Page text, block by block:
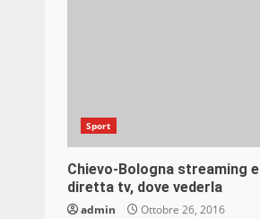
Sport
Chievo-Bologna streaming e
diretta tv, dove vederla
admin Ottobre 26, 2016